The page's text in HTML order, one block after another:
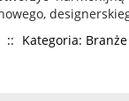
:: Kategoria: